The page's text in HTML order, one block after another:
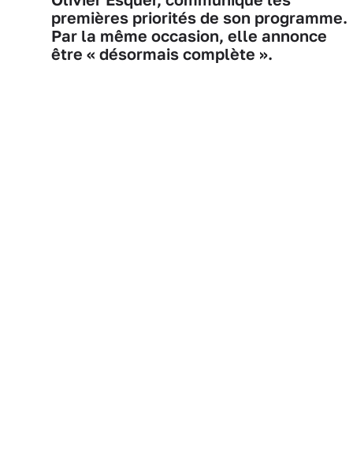
premières priorités de son programme.
Par la même occasion, elle annonce
être « désormais complète ».